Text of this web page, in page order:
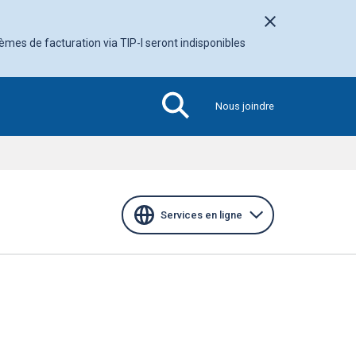
Fermer l'avis
de facturation via TIP-I seront indisponibles
Nous joindre
Services en ligne
Section
active